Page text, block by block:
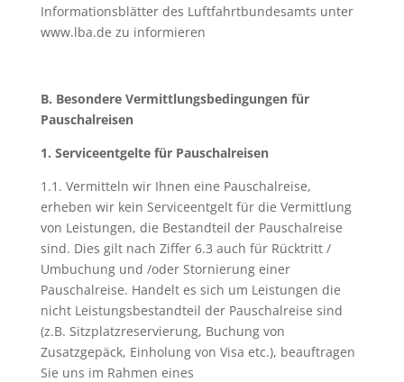
Informationsblätter des Luftfahrtbundesamts unter
www.lba.de zu informieren
B. Besondere Vermittlungsbedingungen für
Pauschalreisen
1. Serviceentgelte für Pauschalreisen
1.1. Vermitteln wir Ihnen eine Pauschalreise,
erheben wir kein Serviceentgelt für die Vermittlung
von Leistungen, die Bestandteil der Pauschalreise
sind. Dies gilt nach Ziffer 6.3 auch für Rücktritt /
Umbuchung und /oder Stornierung einer
Pauschalreise. Handelt es sich um Leistungen die
nicht Leistungsbestandteil der Pauschalreise sind
(z.B. Sitzplatzreservierung, Buchung von
Zusatzgepäck, Einholung von Visa etc.), beauftragen
Sie uns im Rahmen eines